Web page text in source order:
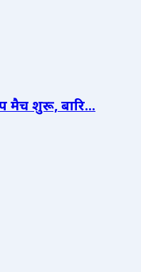
मैच शुरू, बारि...